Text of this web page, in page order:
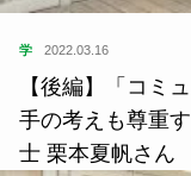
学 2022.03.16
【後編】「コミ
手の考えも尊重
士 栗本夏帆さん